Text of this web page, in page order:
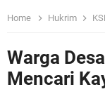
Home Hukrim
Warga
Mencari